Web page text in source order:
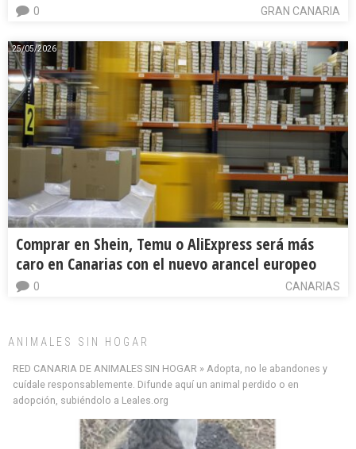
GRAN CANARIA
0
25/05/2026
Comprar en Shein, Temu o AliExpress será más
caro en Canarias con el nuevo arancel europeo
CANARIAS
0
ANIMALES SIN HOGAR
RED CANARIA DE ANIMALES SIN HOGAR » Adopta, no le abandones y
cuídale responsablemente. Difunde aquí un animal perdido o en
adopción, subiéndolo a Leales.org